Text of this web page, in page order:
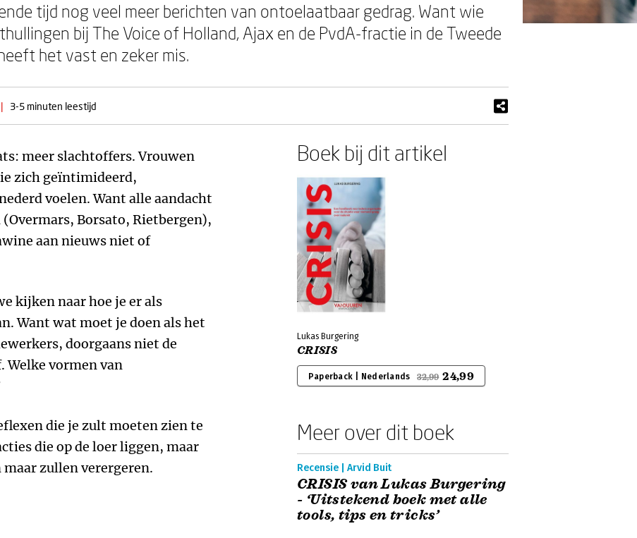
tijd nog veel meer berichten van ontoelaatbaar gedrag. Want wie
bij The Voice of Holland, Ajax en de PvdA-fractie in de Tweede
het vast en zeker mis.
| 3-5 minuten leestijd
meer slachtoffers. Vrouwen
zich geïntimideerd,
voelen. Want alle aandacht
Borsato, Rietbergen),
aan nieuws niet of
kijken naar hoe je er als
Want wat moet je doen als het
doorgaans niet de
Welke vormen van
die je zult moeten zien te
die op de loer liggen, maar
zullen verergeren.
Boek bij dit artikel
Lukas Burgering
CRISIS
Paperback | Nederlands 32,99 24,99
Meer over dit boek
Recensie | Arvid Buit
CRISIS van Lukas Burgering
- ‘Uitstekend boek met alle
tools, tips en tricks’